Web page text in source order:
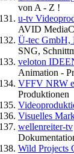
von A - Z !
u-tv
AVID
Ü-tec GmbH,
SNG,
veloton
Animation -
VFFV NRW
Produktionen
Visuelles
wellenreiter-tv
Wild Projects